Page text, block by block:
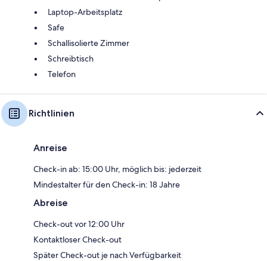
Laptop-Arbeitsplatz
Safe
Schallisolierte Zimmer
Schreibtisch
Telefon
Richtlinien
Anreise
Check-in ab: 15:00 Uhr, möglich bis: jederzeit
Mindestalter für den Check-in: 18 Jahre
Abreise
Check-out vor 12:00 Uhr
Kontaktloser Check-out
Später Check-out je nach Verfügbarkeit